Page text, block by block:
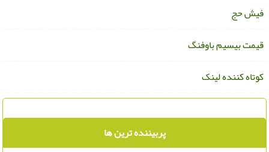
حج
بیسیم باوفنگ
کننده لینک
پربیننده ترین ها